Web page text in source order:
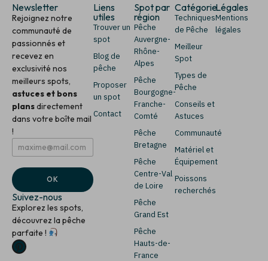
Newsletter
Rejoignez notre
communauté de
passionnés et
recevez en
exclusivité nos
meilleurs spots,
astuces et bons
plansdirectement
dans votre boîte mail
!
E
m
i
l
E
m
a
i
l
*
E
m
i
l
*
OK
Suivez-nous
Explorez les spots,
découvrez la pêche
parfaite !
Liens
utiles
Trouver un
spot
Blog de
pêche
Proposer
un spot
Contact
Spot par
région
Pêche
Auvergne-
Rhône-
Alpes
Pêche
Bourgogne-
Franche-
Comté
Pêche
Bretagne
Pêche
Centre-Val
de Loire
Pêche
Grand Est
Pêche
Hauts-de-
France
Catégorie
Techniques
de Pêche
Meilleur
Spot
Types de
Pêche
Conseils et
Astuces
Communauté
Matériel et
Équipement
Poissons
recherchés
Légales
Mentions
légales